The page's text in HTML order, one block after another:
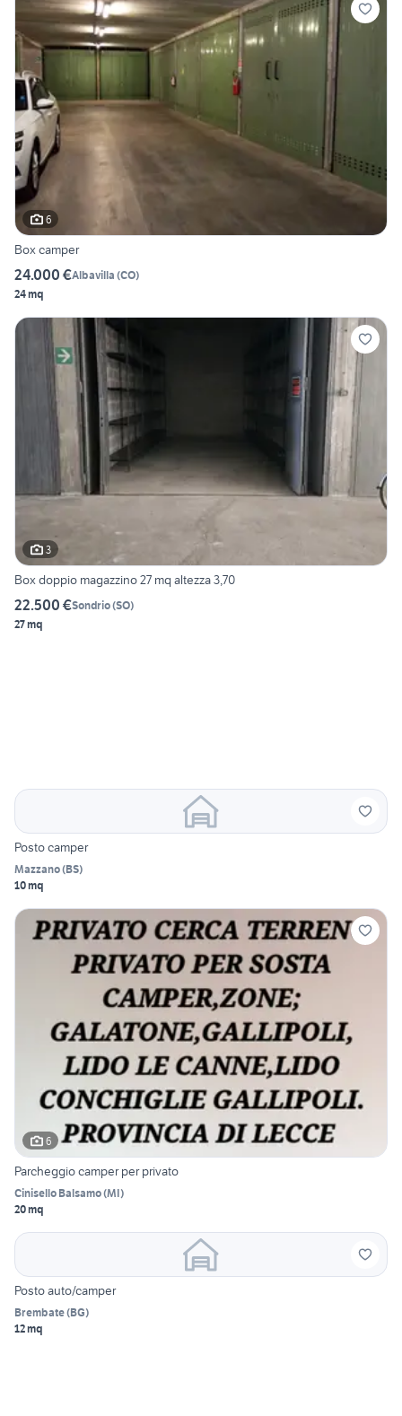
6
Box camper
24.000 €Albavilla (CO)
24 mq
3
Box doppio magazzino 27 mq altezza 3,70
22.500 €Sondrio(SO)
27 mq
Posto camper
Mazzano(BS)
10 mq
6
Parcheggio camper per privato
Cinisello Balsamo(MI)
20 mq
Posto auto/camper
Brembate(BG)
12 mq